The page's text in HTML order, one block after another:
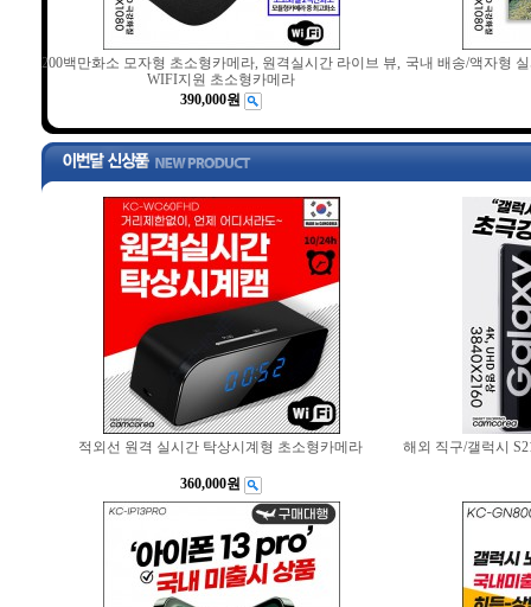
200백만화소 모자형 초소형카메라, 원격실시간 라이브 뷰,
WIFI지원 초소형카메라
390,000원
국내 배송/액자형
적외선 원격 실시간 탁상시계형 초소형카메라
360,000원
해외 직구/갤럭시